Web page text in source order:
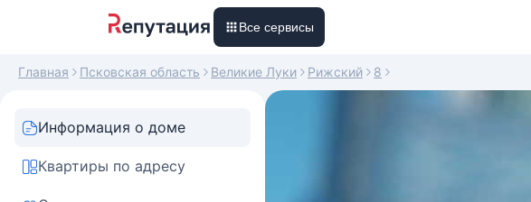
Все сервисы
Главная Псковская область Великие Луки Рижский 8
Информация о доме
Квартиры по адресу